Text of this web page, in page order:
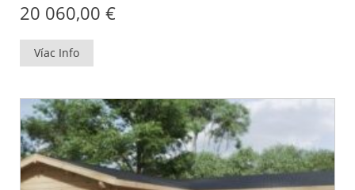
20 060,00 €
Víac Info